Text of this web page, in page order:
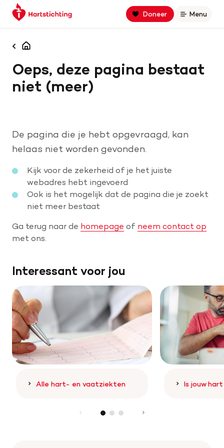
Spring
naar
Spring
naar
navigatie
Keer
terug
de
Doneer
Open
Menu
Zoek binnen hartstichting.nl
Zoeken
Home
Oorzaken
Is jouw hart gezond?
Help mee met geld
Leven met
Wetenschappelijk onderzoek
Doneer
Homepagina
Oeps, deze pagina bestaat
niet (meer)
De pagina die je hebt opgevraagd, kan
helaas niet worden gevonden.
Kijk voor de zekerheid of je het juiste
webadres hebt ingevoerd
Ook is het mogelijk dat de pagina die je zoekt
niet meer bestaat
Ga terug naar de homepage of neem contact op
met ons.
Interessant voor jou
Alle hart- en vaatziekten Is jouw